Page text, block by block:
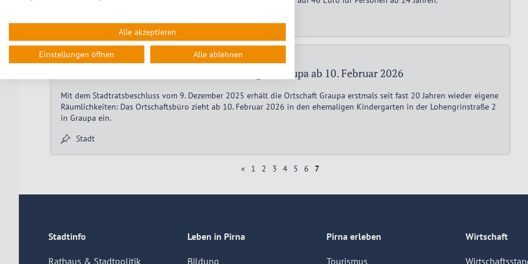
Stadt
09.02.2026
Neue Adresse für die Ortschaftsverwaltung in Graupa ab 10. Februar 2026
Mit dem Stadtratsbeschluss vom 9. Dezember 2025 erhält die Ortschaft Graupa erstmals seit fast 20 Jahren wieder eigene
Räumlichkeiten: Das Ortschaftsbüro zieht ab 10. Februar 2026 in den ehemaligen Kindergarten in der Lohengrinstraße 2
in Graupa ein.
Stadt
« 1 2 3 4 5 6 7
Stadtinfo
Rathaus & Stadtpolitik
Leben in Pirna
Bildung
Pirna erleben
Tourismus
Wirtschaft
Alle akzeptieren
Einstellungen öffnen Alle ablehnen